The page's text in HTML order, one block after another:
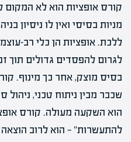
קורס אופציות הוא לא
מניות בסיסי ואין לו ניסיון
ללכת. אופציות הן כלי רב-
לגרום להפסדים גדולים תוך
בסיס מוצק, אחר כך מינוף.
שכבר מבין ניתוח טכני, ניהול
הוא השקעה מעולה. קורס
להתעשרות" — הוא לרוב